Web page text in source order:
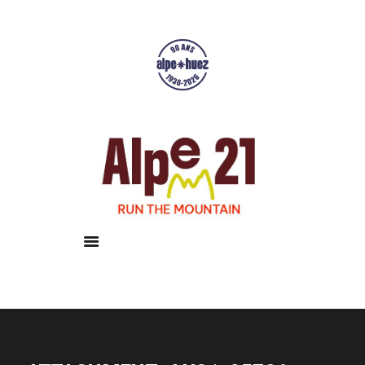
Résultats
Galerie
Infos pratiques